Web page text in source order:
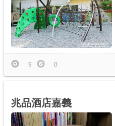
9 0
兆品酒店嘉義